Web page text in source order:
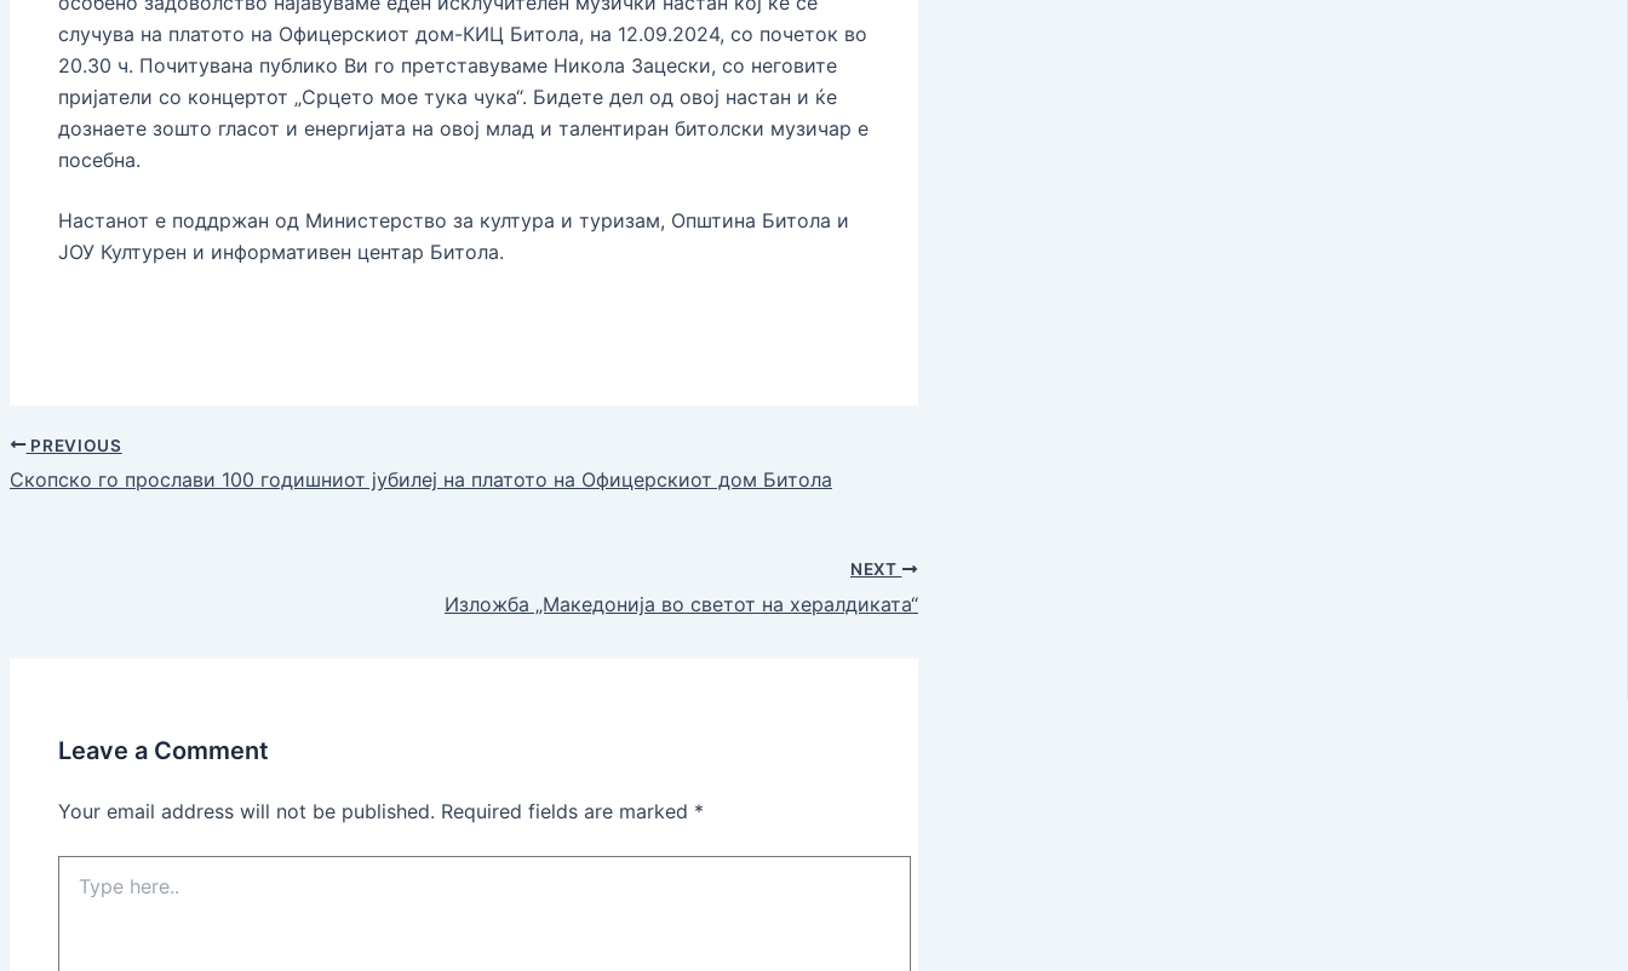
случува на платото на Офицерскиот дом-КИЦ Битола, на 12.09.2024, со почеток во
20.30 ч. Почитувана публико Ви го претставуваме Никола Зацески, со неговите
пријатели со концертот „Срцето мое тука чука“. Бидете дел од овој настан и ќе
дознаете зошто гласот и енергијата на овој млад и талентиран битолски музичар е
посебна.
Настанот е поддржан од Министерство за култура и туризам, Општина Битола и
ЈОУ Културен и информативен центар Битола.
PREVIOUS
Скопско го прослави 100 годишниот јубилеј на платото на Офицерскиот дом Битола
NEXT
Изложба „Македонија во светот на хералдиката“
Leave a Comment
Your email address will not be published. Required fields are marked *